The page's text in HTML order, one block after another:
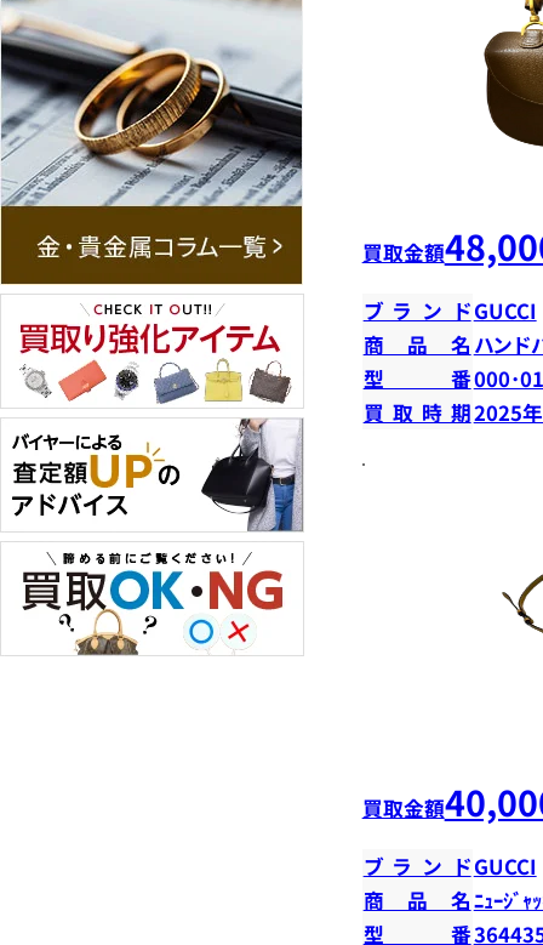
買取金額
ブランドGUCCI
商品名 ハンド
型番000･
買取時期2025
買取金額
ブランドGUCCI
商品名ﾆｭｰｼﾞｬ
型番